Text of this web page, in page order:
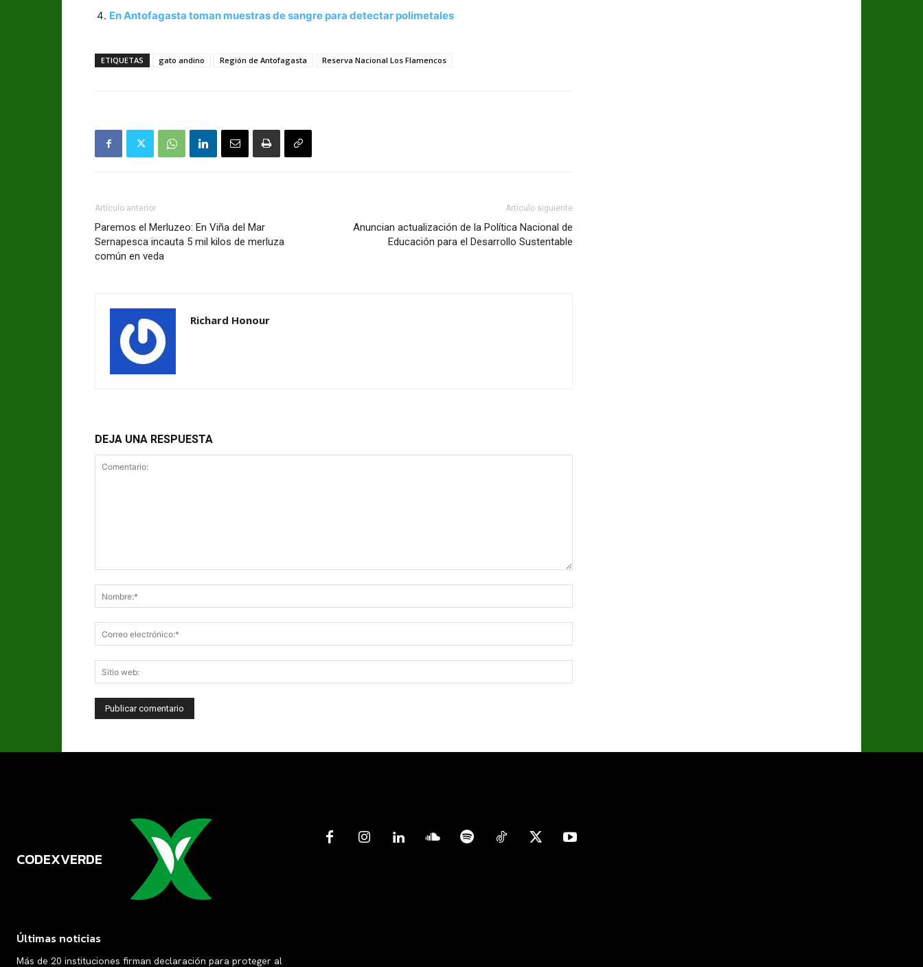
En Antofagasta toman muestras de sangre para detectar polimetales
ETIQUETAS gato andino Región de Antofagasta Reserva Nacional Los Flamencos
Artículo anterior
Paremos el Merluzeo: En Viña del Mar
Sernapesca incauta 5 mil kilos de merluza
común en veda
Artículo siguiente
Anuncian actualización de la Política Nacional de
Educación para el Desarrollo Sustentable
Richard Honour
DEJA UNA RESPUESTA
CODEXVERDE
Últimas noticias
Más de 20 instituciones firman declaración para proteger al